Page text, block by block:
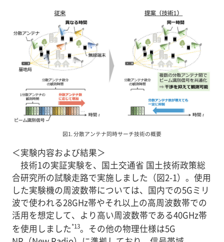
図1. 分散アンテナ同時サーチ技術の概要
＜実験内容および結果＞
技術1の実証実験を、国土交通省 国土技術政策総
合研究所の試験走路で実施しました（図2-1）。使用
した実験機の周波数帯については、国内での5Gミリ
波で使われる28GHz帯やそれ以上の高周波数帯での
活用を想定して、より高い周波数帯である40GHz帯
を使用しました*13。その他の物理仕様は5G